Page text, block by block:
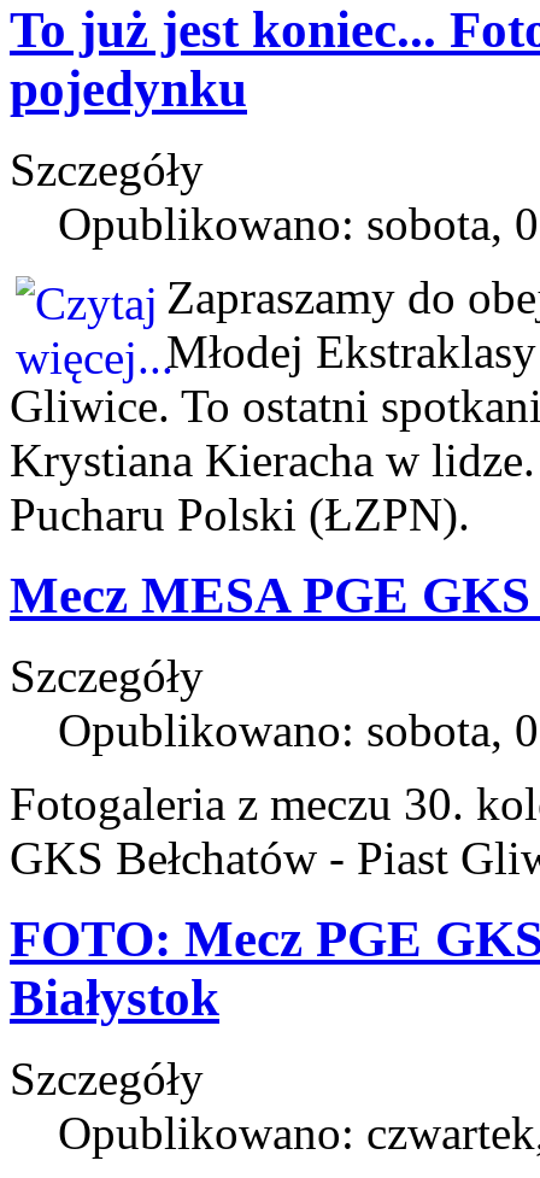
To już jest koniec...
pojedynku
Szczegóły
Opublikowano: sobota,
Zapraszamy do
Młodej
Gliwice. To ostatni
Krystiana Kieracha w
Pucharu Polski (ŁZPN).
Mecz MESA PGE
Szczegóły
Opublikowano: sobota,
Fotogaleria z meczu 30.
GKS Bełchatów - Piast
FOTO: Mecz PGE
Białystok
Szczegóły
Opublikowano: